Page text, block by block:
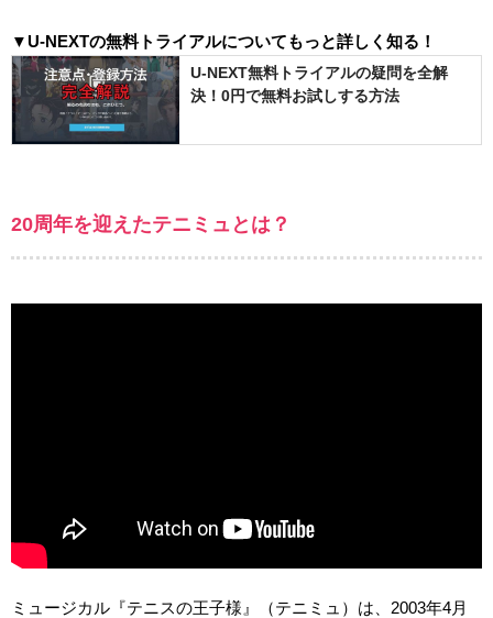
▼U-NEXTの無料トライアルについてもっと詳しく知る！
U-NEXT無料トライアルの疑問を全解
決！0円で無料お試しする方法
20周年を迎えたテニミュとは？
ミュージカル『テニスの王子様』（テニミュ）は、2003年4月